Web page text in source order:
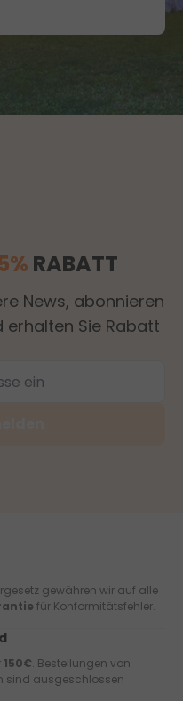
RABATT
News, abonnieren
erhalten Sie Rabatt
gewähren wir auf alle
für Konformitätsfehler.
150€. Bestellungen von
sind ausgeschlossen